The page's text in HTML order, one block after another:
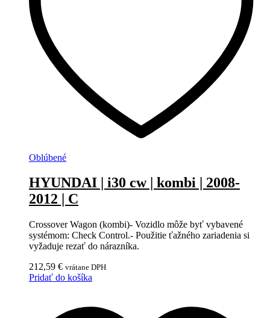
Oblúbené
HYUNDAI | i30 cw | kombi | 2008-
2012 | C
Crossover Wagon (kombi)- Vozidlo môže byť vybavené
systémom: Check Control.- Použitie ťažného zariadenia si
vyžaduje rezať do nárazníka.
212,59 € vrátane DPH
Pridať do košíka